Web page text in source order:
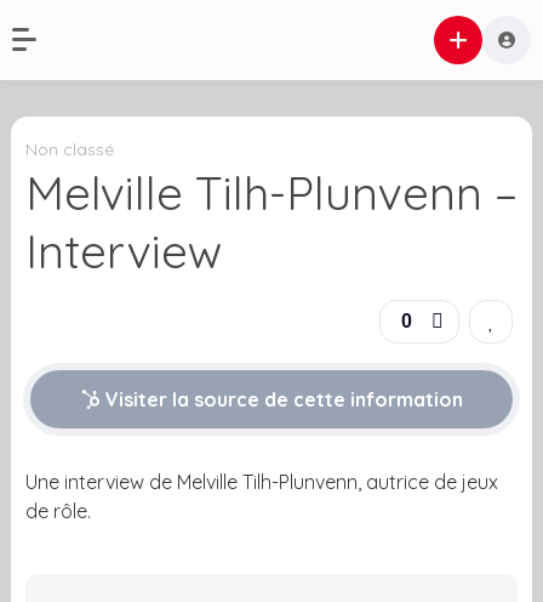
Non classé
Melville Tilh-Plunvenn –
Interview
0
Visiter la source de cette information
Une interview de Melville Tilh-Plunvenn, autrice de jeux
de rôle.